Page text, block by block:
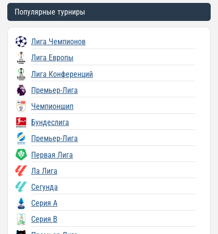
Популярные турниры
Лига Чемпионов
Лига Европы
Лига Конференций
Премьер-Лига
Чемпионшип
Бундеслига
Премьер-Лига
Первая Лига
Ла Лига
Сегунда
Серия A
Серия B